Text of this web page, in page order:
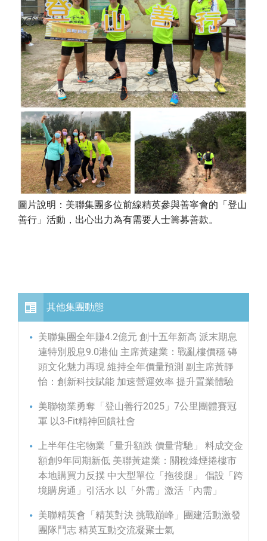
圖片說明：美聯集團多位前線精英參與善寧會的「登山
善行」活動，出心出力為有需要人士籌募善款。
其他集團動態
美聯集團全年賺4.2億元 創十五年新高 派末期息
連特別股息9.0港仙 主席黃建業：戰亂樓價穩 磚
頭文化魅力再現 維持全年價量預測 副主席黃靜
怡：創新科技賦能 加速營運效率 提升置業體驗
美聯物業勇奪「登山善行2025」7公里團體賽冠
軍 以3-Fit精神回饋社會
上半年住宅物業「量升額跌 價量背馳」 料成交金
額創9年同期新低 美聯黃建業：關稅烽煙捲樓市
本地購買力反撲 中大型單位「拖後腿」 倡設「跨
境購房通」引活水 以「外需」激活「內需」
美聯精英會「精英對決 挑戰巔峰」團建活動激發
團隊鬥志 精英互動交流凝聚士氣